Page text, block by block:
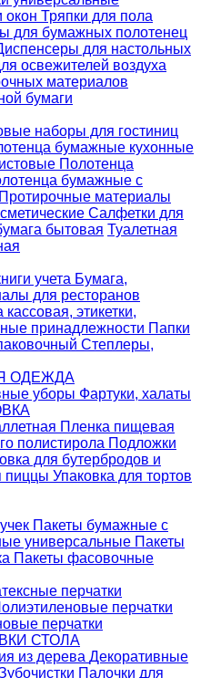
окон Тряпки для пола
для бумажных полотенец
для настольных
освежителей воздуха
материалов
бумаги
наборы для гостиниц
бумажные кухонные
Полотенца
бумажные с
Протирочные материалы
Салфетки для
бытовая Туалетная
учета Бумага,
для ресторанов
кассовая, этикетки,
принадлежности Папки
Степлеры,
ОДЕЖДА
уборы Фартуки, халаты
Пленка пищевая
полистирола Подложки
для бутербродов и
пиццы Упаковка для тортов
Пакеты бумажные с
универсальные Пакеты
Пакеты фасовочные
перчатки
перчатки
перчатки
СТОЛА
из дерева Декоративные
Палочки для